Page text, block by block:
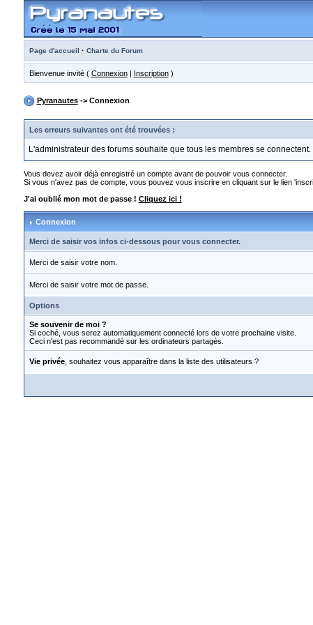
Page d'accueil · Charte du Forum
Bienvenue invité ( Connexion| Inscription)
Pyranautes-> Connexion
Les erreurs suivantes ont été trouvées :
L'administrateur des forums souhaite que tous les membres se connectent.
Vous devez avoir déjà enregistré un compte avant de pouvoir vous connecter.
Si vous n'avez pas de compte, vous pouvez vous inscrire en cliquant sur le lien
J'ai oublié mon mot de passe ! Cliquez ici !
Connexion
Merci de saisir vos infos ci-dessous pour vous connecter.
Merci de saisir votre nom.
Merci de saisir votre mot de passe.
Options
Se souvenir de moi ?
Si coché, vous serez automatiquement connecté lors de votre prochaine visite.
Ceci n'est pas recommandé sur les ordinateurs partagés.
Vie privée, souhaitez vous apparaître dans la liste des utilisateurs ?